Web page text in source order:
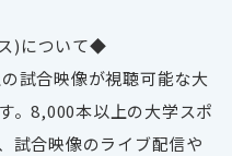
)について◆
試合映像が視聴可能な大
。8,000本以上の大学スポ
試合映像のライブ配信や